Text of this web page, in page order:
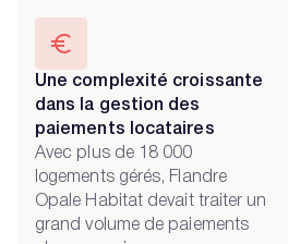
Une complexité croissante
dans la gestion des
paiements locataires
Avec plus de 18 000
logements gérés, Flandre
Opale Habitat devait traiter un
grand volume de paiements